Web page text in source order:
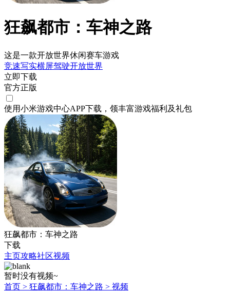
狂飙都市：车神之路
这是一款开放世界休闲赛车游戏
竞速写实横屏驾驶开放世界
立即下载
官方正版
使用小米游戏中心APP下载 ，领丰富游戏福利 及礼包
狂飙都市：车神之路
下载
主页攻略社区视频
暂时没有视频~
首页 > 狂飙都市：车神之路 > 视频